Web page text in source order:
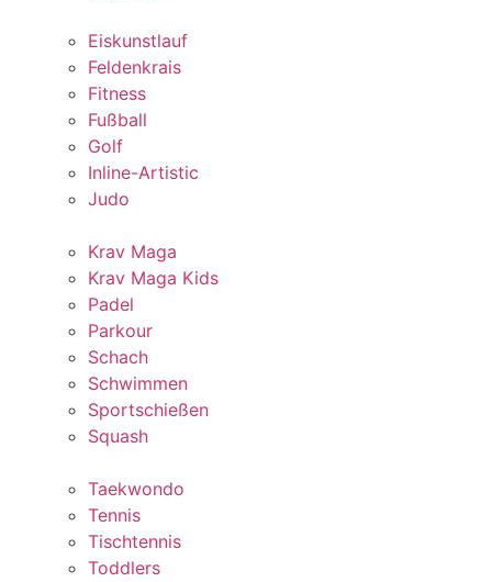
Eiskunstlauf
Feldenkrais
Fitness
Fußball
Golf
Inline-Artistic
Judo
Krav Maga
Krav Maga Kids
Padel
Parkour
Schach
Schwimmen
Sportschießen
Squash
Taekwondo
Tennis
Tischtennis
Toddlers